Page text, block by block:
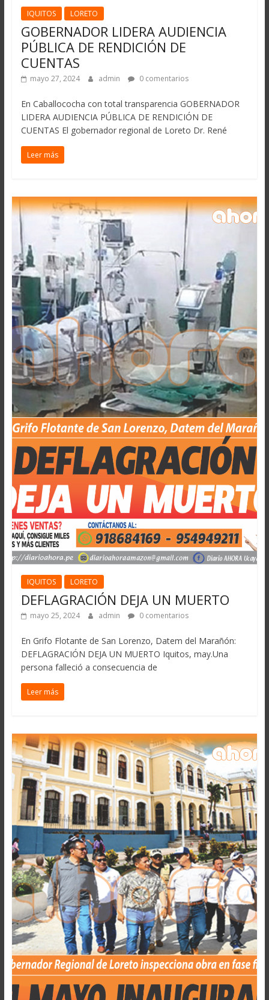
IQUITOS LORETO
GOBERNADOR LIDERA AUDIENCIA
PÚBLICA DE RENDICIÓN DE
CUENTAS
mayo 27, 2024 admin 0 comentarios
En Caballococha con total transparencia GOBERNADOR
LIDERA AUDIENCIA PÚBLICA DE RENDICIÓN DE
CUENTAS El gobernador regional de Loreto Dr. René
Leer más
IQUITOS LORETO
DEFLAGRACIÓN DEJA UN MUERTO
mayo 25, 2024 admin 0 comentarios
En Grifo Flotante de San Lorenzo, Datem del Marañón:
DEFLAGRACIÓN DEJA UN MUERTO Iquitos, may.Una
persona falleció a consecuencia de
Leer más